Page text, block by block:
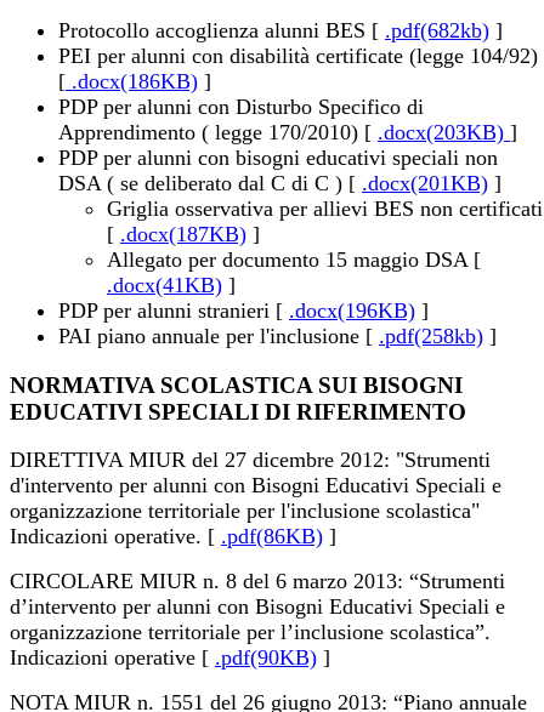
Protocollo accoglienza alunni BES [ .pdf(682kb) ]
PEI per alunni con disabilità certificate (legge 104/92)
[ .docx(186KB) ]
PDP per alunni con Disturbo Specifico di
Apprendimento ( legge 170/2010) [ .docx(203KB) ]
PDP per alunni con bisogni educativi speciali non
DSA ( se deliberato dal C di C ) [ .docx(201KB) ]
Griglia osservativa per allievi BES non certificati
[ .docx(187KB) ]
Allegato per documento 15 maggio DSA [
.docx(41KB) ]
PDP per alunni stranieri [ .docx(196KB) ]
PAI piano annuale per l'inclusione [ .pdf(258kb) ]
NORMATIVA SCOLASTICA SUI BISOGNI
EDUCATIVI SPECIALI DI RIFERIMENTO
DIRETTIVA MIUR del 27 dicembre 2012: "Strumenti
d'intervento per alunni con Bisogni Educativi Speciali e
organizzazione territoriale per l'inclusione scolastica"
Indicazioni operative. [ .pdf(86KB) ]
CIRCOLARE MIUR n. 8 del 6 marzo 2013: “Strumenti
d’intervento per alunni con Bisogni Educativi Speciali e
organizzazione territoriale per l’inclusione scolastica”.
Indicazioni operative [ .pdf(90KB) ]
NOTA MIUR n. 1551 del 26 giugno 2013: “Piano annuale